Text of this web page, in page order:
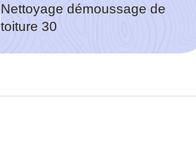
Nettoyage démoussage de
toiture 30